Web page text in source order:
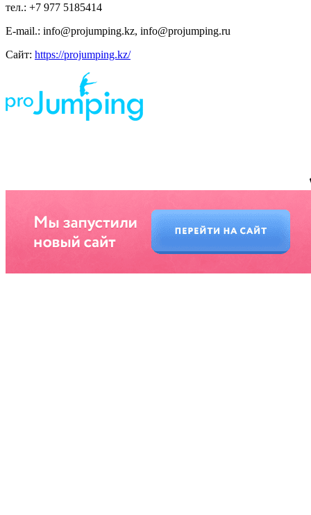
тел.: +7 977 5185414
E-mail.: info@projumping.kz, info@projumping.ru
Сайт: https://projumping.kz/